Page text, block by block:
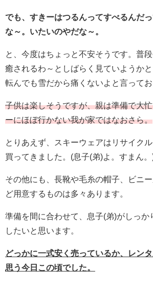
でも、すきーはつるんってすべるんだ
な～。いたいのやだな～。
と、今度はちょっと不安そうです。普
癒されるわ～としばらく見ていようかと
転んでも雪だから痛くないよと言ってお
子供は楽しそうですが、親は準備で大
ーにほぼ行かない我が家ではなおさら。
とりあえず、スキーウェアはリサイク
買ってきました。(息子(弟)よ。すまん
その他にも、長靴や毛糸の帽子、ビニ
ど用意するものは多々あります。
準備を間に合わせて、息子(弟)がしっか
したいと思います。
どっかに一式安く売っているか、レン
思う今日この頃でした。